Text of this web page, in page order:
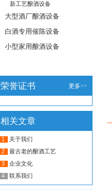
新工艺酿酒设备
大型酒厂酿酒设备
白酒专用催陈设备
小型家用酿酒设备
更多>>
荣誉证书
相关文章
1
关于我们
2
最古老的酿酒工艺
3
企业文化
4
联系我们